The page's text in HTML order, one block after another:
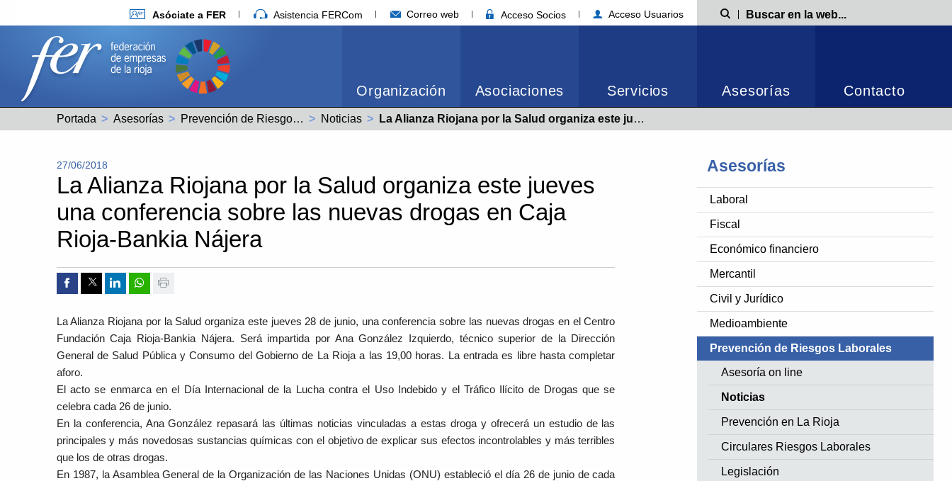
Asóciate a FER Asistencia FERCom Correo web Acceso Socios Acceso Usuarios Búsqueda
Organización Asociaciones Servicios Asesorías Contacto
Portada Asesorías Prevención de Riesgos Laborales Noticias Actual:
La Alianza Riojana por la Salud organiza este jueves una conferencia sobre las nuevas drogas en Caja Rioja-Bankia Nájera
Asesorías
Laboral
Fiscal
Económico financiero
Mercantil
Civil y Jurídico
Medioambiente
Prevención de Riesgos Laborales
Asesoría on line
Noticias
Prevención en La Rioja
Circulares Riesgos Laborales
Legislación
27/06/2018
La Alianza Riojana por la Salud organiza este jueves
una conferencia sobre las nuevas drogas en Caja
Rioja-Bankia Nájera
Compartir por Facebook
Compartir por Twitter
Compartir por Linkedin
Compartir por whatsapp
La Alianza Riojana por la Salud organiza este jueves 28 de junio, una conferencia sobre las nuevas drogas en el Centro
Fundación Caja Rioja-Bankia Nájera. Será impartida por Ana González Izquierdo, técnico superior de la Dirección
General de Salud Pública y Consumo del Gobierno de La Rioja a las 19,00 horas. La entrada es libre hasta completar
aforo.
El acto se enmarca en el Día Internacional de la Lucha contra el Uso Indebido y el Tráfico Ilícito de Drogas que se
celebra cada 26 de junio.
En la conferencia, Ana González repasará las últimas noticias vinculadas a estas droga y ofrecerá un estudio de las
principales y más novedosas sustancias químicas con el objetivo de explicar sus efectos incontrolables y más terribles
que los de otras drogas.
En 1987, la Asamblea General de la Organización de las Naciones Unidas (ONU) estableció el día 26 de junio de cada